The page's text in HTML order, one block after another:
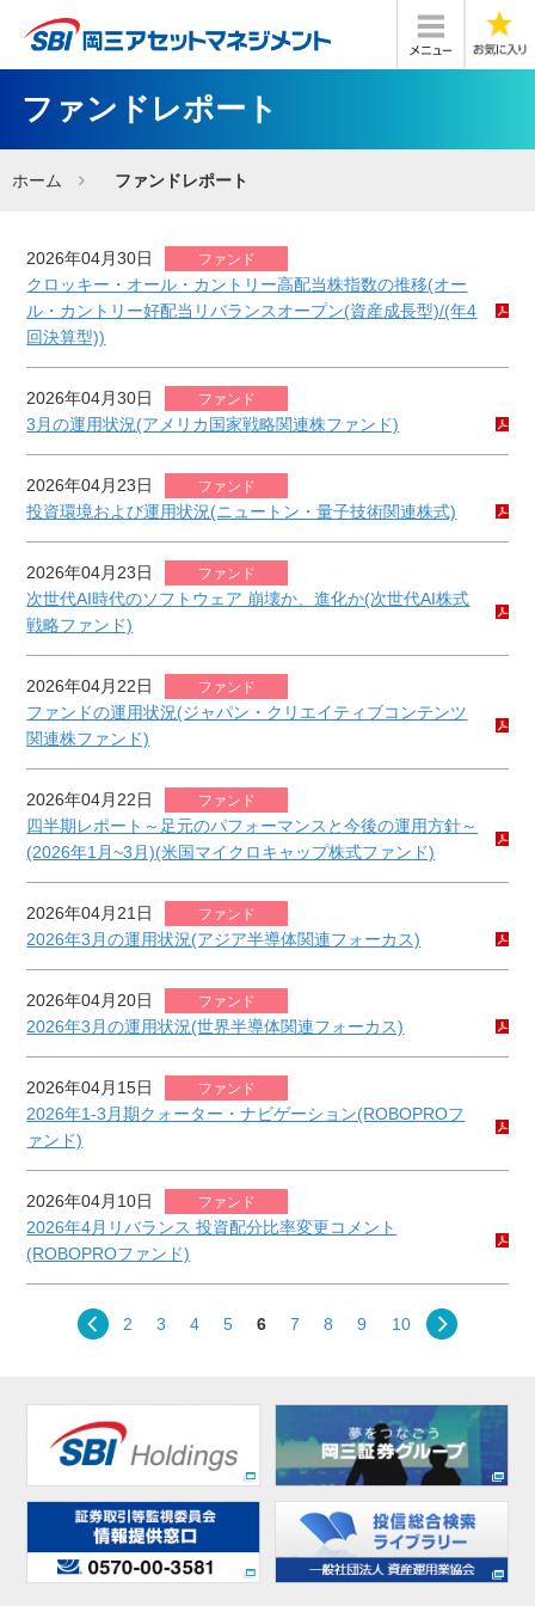
ファンドレポート
ホーム ファンドレポート
2026年04月30日 ファンド
クロッキー・オール・カントリー高配当株指数の推移(オー
ル・カントリー好配当リバランスオープン(資産成長型)/(年4
回決算型))
2026年04月30日 ファンド
3月の運用状況(アメリカ国家戦略関連株ファンド)
2026年04月23日 ファンド
投資環境および運用状況(ニュートン・量子技術関連株式)
2026年04月23日 ファンド
次世代AI時代のソフトウェア 崩壊か、進化か(次世代AI株式
戦略ファンド)
2026年04月22日 ファンド
ファンドの運用状況(ジャパン・クリエイティブコンテンツ
関連株ファンド)
2026年04月22日 ファンド
四半期レポート～足元のパフォーマンスと今後の運用方針～
(2026年1月~3月)(米国マイクロキャップ株式ファンド)
2026年04月21日 ファンド
2026年3月の運用状況(アジア半導体関連フォーカス)
2026年04月20日 ファンド
2026年3月の運用状況(世界半導体関連フォーカス)
2026年04月15日 ファンド
2026年1-3月期クォーター・ナビゲーション(ROBOPROフ
ァンド)
2026年04月10日 ファンド
2026年4月リバランス 投資配分比率変更コメント
(ROBOPROファンド)
2 3 4 5 6 7 8 9 10